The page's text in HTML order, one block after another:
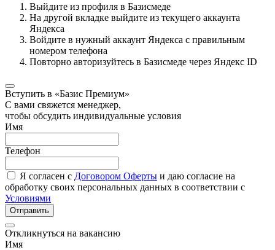
Выйдите из профиля в Базисмеде
На другой вкладке выйдите из текущего аккаунта
Яндекса
Войдите в нужный аккаунт Яндекса с правильным
номером телефона
Повторно авторизуйтесь в Базисмеде через Яндекс ID
Вступить в «Базис Премиум»
С вами свяжется менеджер,
чтобы обсудить индивидуальные условия
Имя
Телефон
Я согласен с Договором Оферты и даю согласие на
обработку своих персональных данных в соответствии с
Условиями
Отправить
Откликнуться на вакансию
Имя